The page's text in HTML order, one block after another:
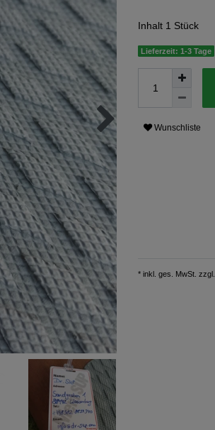
Inhalt 1 Stück
Lieferzeit: 1-3 Tage
Wunschliste
* inkl. ges. MwSt. zzgl.